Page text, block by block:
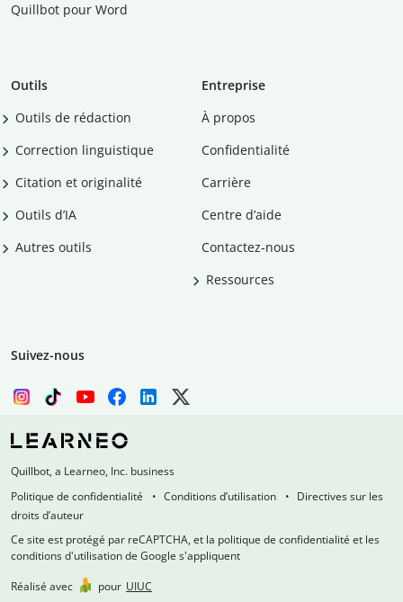
Quillbot pour Word
Outils
Outils de rédaction
Correction linguistique
Citation et originalité
Outils d’IA
Autres outils
Entreprise
À propos
Confidentialité
Carrière
Centre d’aide
Contactez-nous
Ressources
Suivez-nous
Quillbot, a Learneo, Inc. business
Politique de confidentialité
Conditions d’utilisation
Directives sur les
droits d’auteur
Ce site est protégé par reCAPTCHA, et la politique de confidentialité et les
conditions d'utilisation de Google s'appliquent
Réalisé avec
pour UIUC